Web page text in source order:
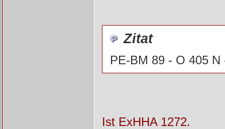
Zitat
PE-BM 89 - O 405
Ist ExHHA 1272.